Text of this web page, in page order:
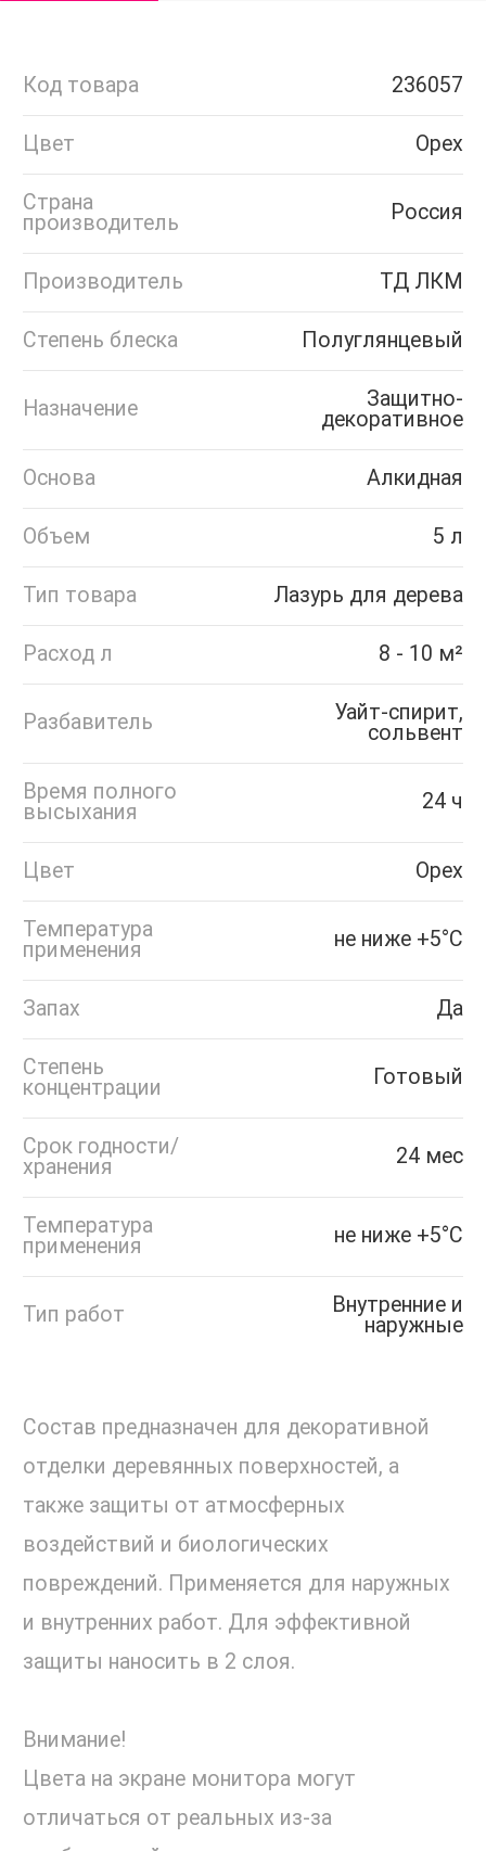
Код товара 236057
Цвет Орех
Страна
производитель
Россия
Производитель ТД ЛКМ
Степень блеска Полуглянцевый
Назначение
Защитно-
декоративное
Основа Алкидная
Объем 5 л
Тип товара Лазурь для дерева
Расход л 8 - 10 м²
Разбавитель
Уайт-спирит,
сольвент
Время полного
высыхания
24 ч
Цвет Орех
Температура
применения
не ниже +5°С
Запах Да
Степень
концентрации
Готовый
Срок годности/
хранения
24 мес
Температура
применения
не ниже +5°С
Тип работ
Внутренние и
наружные
Состав предназначен для декоративной
отделки деревянных поверхностей, а
также защиты от атмосферных
воздействий и биологических
повреждений. Применяется для наружных
и внутренних работ. Для эффективной
защиты наносить в 2 слоя.
Внимание!
Цвета на экране монитора могут
отличаться от реальных из-за